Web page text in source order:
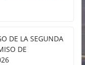
DE LA SEGUNDA
DE